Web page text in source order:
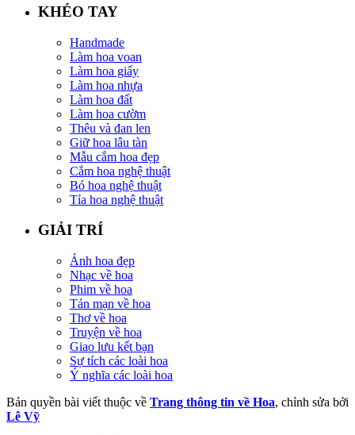
KHÉO TAY
Handmade
Làm hoa voan
Làm hoa giấy
Làm hoa nhựa
Làm hoa đất
Làm hoa cườm
Thêu và đan len
Giữ hoa lâu tàn
Mẫu cắm hoa đẹp
Cắm hoa nghệ thuật
Bó hoa nghệ thuật
Tỉa hoa nghệ thuật
GIẢI TRÍ
Ảnh hoa đẹp
Nhạc về hoa
Phim về hoa
Tản mạn về hoa
Thơ về hoa
Truyện về hoa
Giao lưu kết bạn
Sự tích các loài hoa
Ý nghĩa các loài hoa
Bản quyền bài viết thuộc về Trang thông tin về Hoa, chỉnh sửa bởi
Lê Vỹ